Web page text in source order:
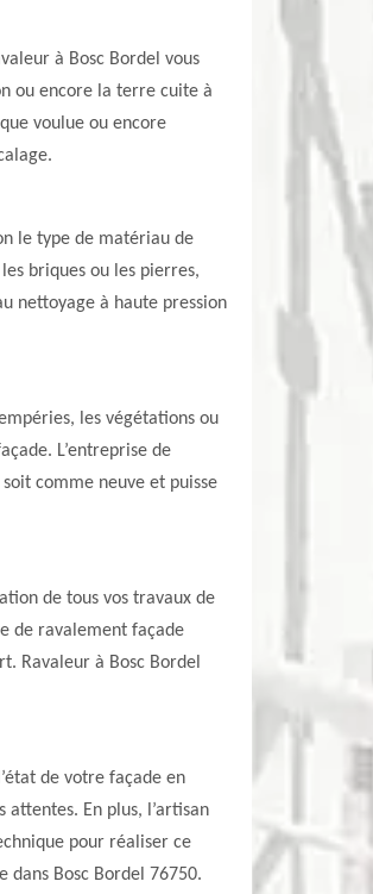
à Bosc Bordel vous
ou encore la terre cuite à
voulue ou encore
le type de matériau de
briques ou les pierres,
nettoyage à haute pression
les végétations ou
L’entreprise de
comme neuve et puisse
de tous vos travaux de
de ravalement façade
Ravaleur à Bosc Bordel
de votre façade en
En plus, l’artisan
pour réaliser ce
Bosc Bordel 76750.